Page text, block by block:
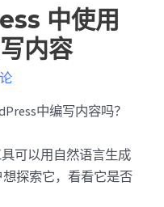
中使用
内容
中编写内容吗？
具可以用自然语言生成
探索它，看看它是否